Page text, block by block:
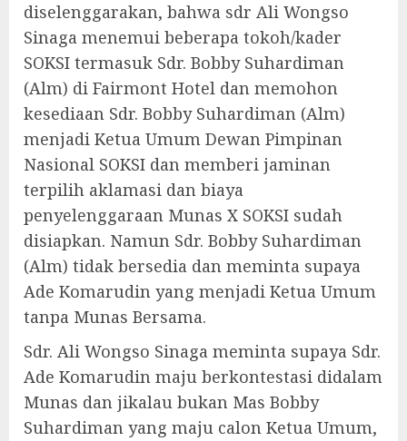
diselenggarakan, bahwa sdr Ali Wongso
Sinaga menemui beberapa tokoh/kader
SOKSI termasuk Sdr. Bobby Suhardiman
(Alm) di Fairmont Hotel dan memohon
kesediaan Sdr. Bobby Suhardiman (Alm)
menjadi Ketua Umum Dewan Pimpinan
Nasional SOKSI dan memberi jaminan
terpilih aklamasi dan biaya
penyelenggaraan Munas X SOKSI sudah
disiapkan. Namun Sdr. Bobby Suhardiman
(Alm) tidak bersedia dan meminta supaya
Ade Komarudin yang menjadi Ketua Umum
tanpa Munas Bersama.
Sdr. Ali Wongso Sinaga meminta supaya Sdr.
Ade Komarudin maju berkontestasi didalam
Munas dan jikalau bukan Mas Bobby
Suhardiman yang maju calon Ketua Umum,